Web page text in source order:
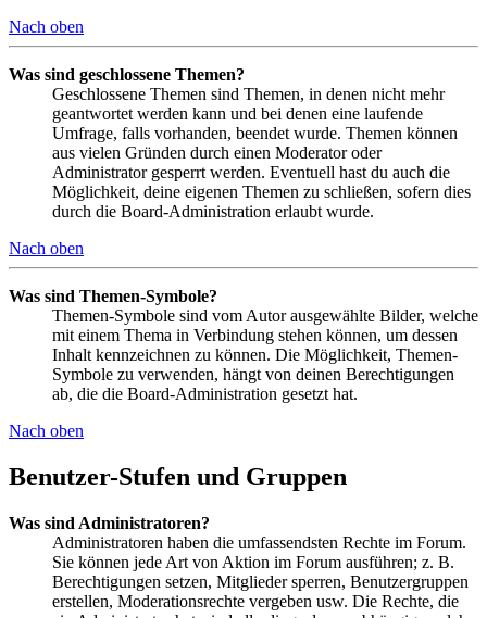
Nach oben
Was sind geschlossene Themen?
Geschlossene Themen sind Themen, in denen nicht mehr
geantwortet werden kann und bei denen eine laufende
Umfrage, falls vorhanden, beendet wurde. Themen können
aus vielen Gründen durch einen Moderator oder
Administrator gesperrt werden. Eventuell hast du auch die
Möglichkeit, deine eigenen Themen zu schließen, sofern dies
durch die Board-Administration erlaubt wurde.
Nach oben
Was sind Themen-Symbole?
Themen-Symbole sind vom Autor ausgewählte Bilder, welche
mit einem Thema in Verbindung stehen können, um dessen
Inhalt kennzeichnen zu können. Die Möglichkeit, Themen-
Symbole zu verwenden, hängt von deinen Berechtigungen
ab, die die Board-Administration gesetzt hat.
Nach oben
Benutzer-Stufen und Gruppen
Was sind Administratoren?
Administratoren haben die umfassendsten Rechte im Forum.
Sie können jede Art von Aktion im Forum ausführen; z. B.
Berechtigungen setzen, Mitglieder sperren, Benutzergruppen
erstellen, Moderationsrechte vergeben usw. Die Rechte, die